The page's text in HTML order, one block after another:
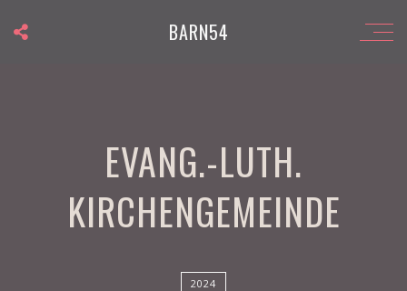
BARN54
EVANG.-LUTH.
KIRCHENGEMEINDE
2024